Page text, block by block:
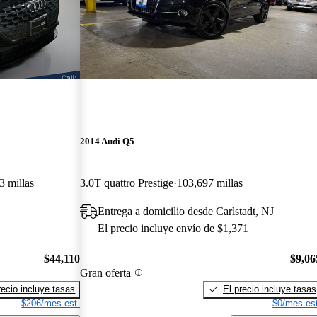
millas
$44,110
incluye tasas
$206/mes est.
2014 Audi Q5
3.0T quattro Prestige 103,697 millas
Entrega a domicilio desde Carlstadt, NJ
El precio incluye envío de $1,371
Gran oferta
El precio incluye tasas
$0/mes